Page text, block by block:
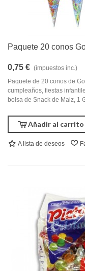
Paquete 20 conos
0,75 € (impuestos inc.)
Paquete de 20 conos de
cumpleaños, fiestas
bolsa de Snack de Maiz, 1
Añadir al carrito
A lista de deseos